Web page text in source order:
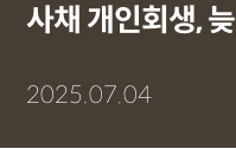
사채 개인회생,
2025.07.04